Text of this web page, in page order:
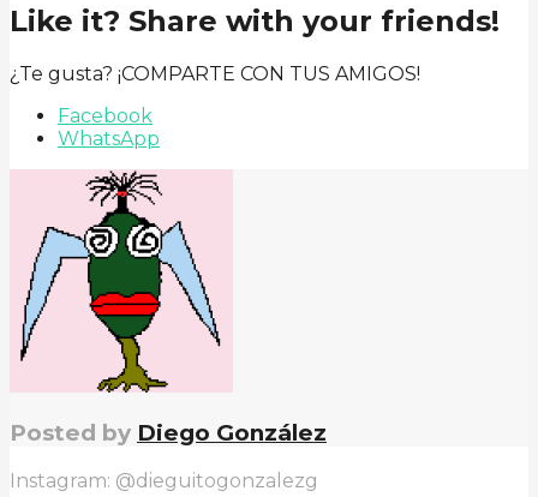
Like it? Share with your friends!
¿Te gusta? ¡COMPARTE CON TUS AMIGOS!
Facebook
WhatsApp
Posted by Diego González
Instagram: @dieguitogonzalezg